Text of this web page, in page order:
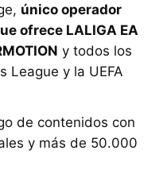
único operador
ofrece LALIGA EA
y todos los
League y la UEFA
de contenidos con
y más de 50.000